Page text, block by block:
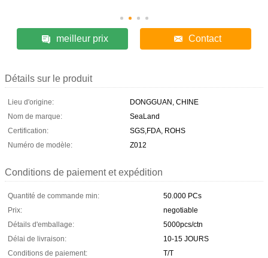
meilleur prix Contact
Détails sur le produit
Lieu d'origine:
DONGGUAN, CHINE
Nom de marque:
SeaLand
Certification:
SGS,FDA, ROHS
Numéro de modèle:
Z012
Conditions de paiement et expédition
Quantité de commande min:
50.000 PCs
Prix:
negotiable
Détails d'emballage:
5000pcs/ctn
Délai de livraison:
10-15 JOURS
Conditions de paiement:
T/T